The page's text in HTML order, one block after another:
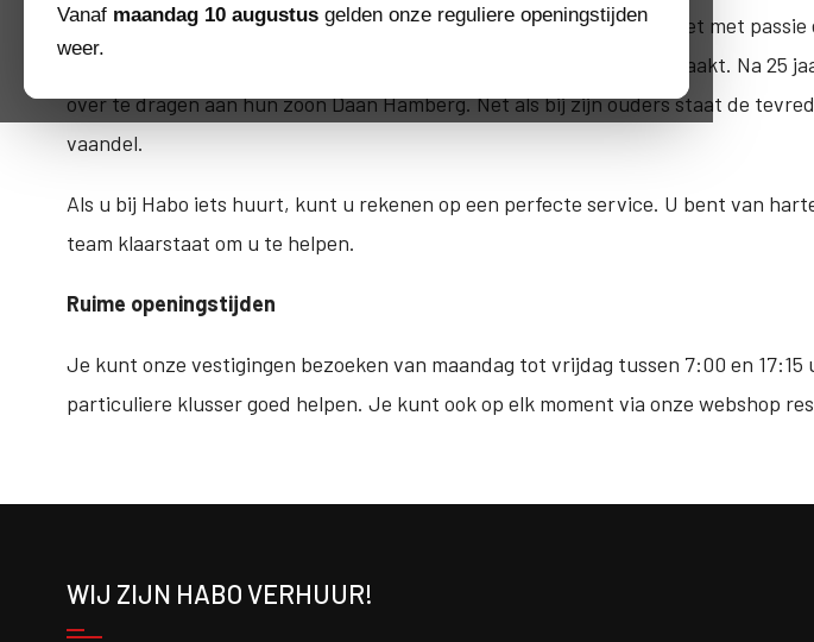
Harry en Jenny Hamberg richtten het bedrijf op in 1995 en leidden het met
Handelsstraat in Hardenberg vanwege de groei die het had doorgemaakt. Na
over te dragen aan hun zoon Daan Hamberg. Net als bij zijn ouders staat de
vaandel.
Als u bij Habo iets huurt, kunt u rekenen op een perfecte service. U bent van
team klaarstaat om u te helpen.
Ruime openingstijden
Je kunt onze vestigingen bezoeken van maandag tot vrijdag tussen 7:00 en
particuliere klusser goed helpen. Je kunt ook op elk moment via onze webshop
WIJ ZIJN HABO VERHUUR!
Vanaf maandag 10 augustus gelden onze reguliere openingstijden
weer.